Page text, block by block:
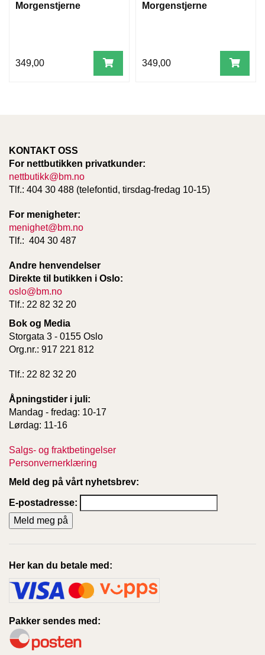
Morgenstjerne
349,00
Morgenstjerne
349,00
KONTAKT OSS
For nettbutikken privatkunder:
nettbutikk@bm.no
Tlf.: 404 30 488 (telefontid, tirsdag-fredag 10-15)
For menigheter:
menighet@bm.no
Tlf.: 404 30 487
Andre henvendelser
Direkte til butikken i Oslo:
oslo@bm.no
Tlf.: 22 82 32 20
Bok og Media
Storgata 3 - 0155 Oslo
Org.nr.: 917 221 812
Tlf.: 22 82 32 20
Åpningstider i juli:
Mandag - fredag: 10-17
Lørdag: 11-16
Salgs- og fraktbetingelser
Personvernerklæring
Meld deg på vårt nyhetsbrev:
E-postadresse:
Her kan du betale med:
Pakker sendes med: